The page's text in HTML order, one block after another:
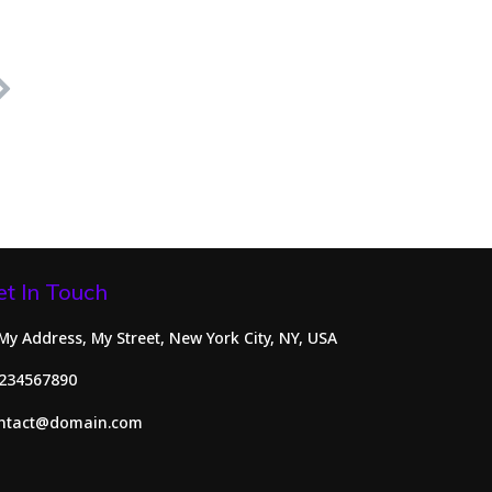
In Touch
Address, My Street, New York City, NY, USA